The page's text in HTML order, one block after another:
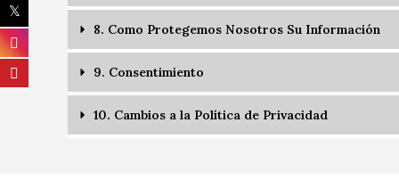
8. Como Protegemos Nosotros Su Información
9. Consentimiento
10. Cambios a la Política de Privacidad